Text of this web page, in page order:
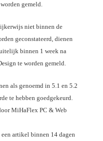
gemeld.
niet binnen de
geconstateerd, dienen
binnen 1 week na
te worden gemeld.
als genoemd in 5.1 en 5.2
te hebben goedgekeurd.
MiHaFlex PC & Web
artikel binnen 14 dagen